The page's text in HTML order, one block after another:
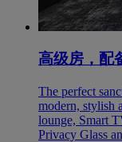
高级房，配
The perfect
modern, stylish
lounge, Smart
Privacy Glass